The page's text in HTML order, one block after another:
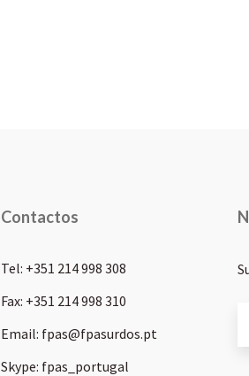
Contactos
Tel: +351 214 998 308
Fax: +351 214 998 310
Email: fpas@fpasurdos.pt
Skype: fpas_portugal